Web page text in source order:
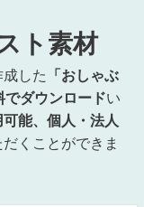
ト素材
した
「おしゃぶ
でダウンロードい
能、個人・法人
くことができま